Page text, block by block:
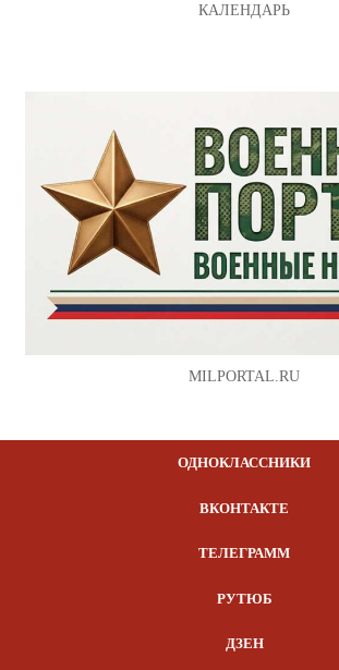
КАЛЕНДАРЬ
MILPORTAL.RU
ОДНОКЛАССНИКИ
ВКОНТАКТЕ
ТЕЛЕГРАММ
РУТЮБ
ДЗЕН